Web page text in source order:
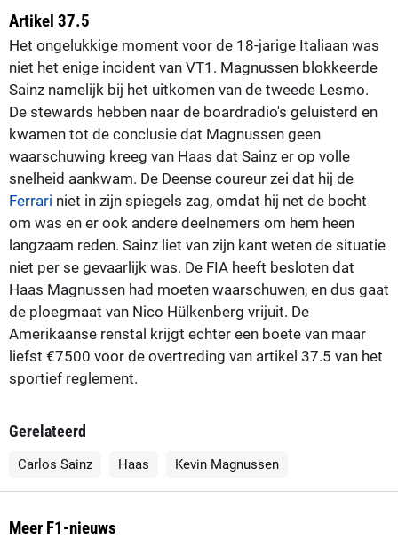
Artikel 37.5
Het ongelukkige moment voor de 18-jarige Italiaan was
niet het enige incident van VT1. Magnussen blokkeerde
Sainz namelijk bij het uitkomen van de tweede Lesmo.
De stewards hebben naar de boardradio's geluisterd en
kwamen tot de conclusie dat Magnussen geen
waarschuwing kreeg van Haas dat Sainz er op volle
snelheid aankwam. De Deense coureur zei dat hij de
Ferrari niet in zijn spiegels zag, omdat hij net de bocht
om was en er ook andere deelnemers om hem heen
langzaam reden. Sainz liet van zijn kant weten de situatie
niet per se gevaarlijk was. De FIA heeft besloten dat
Haas Magnussen had moeten waarschuwen, en dus gaat
de ploegmaat van Nico Hülkenberg vrijuit. De
Amerikaanse renstal krijgt echter een boete van maar
liefst €7500 voor de overtreding van artikel 37.5 van het
sportief reglement.
Gerelateerd
Carlos Sainz Haas Kevin Magnussen
Meer F1-nieuws